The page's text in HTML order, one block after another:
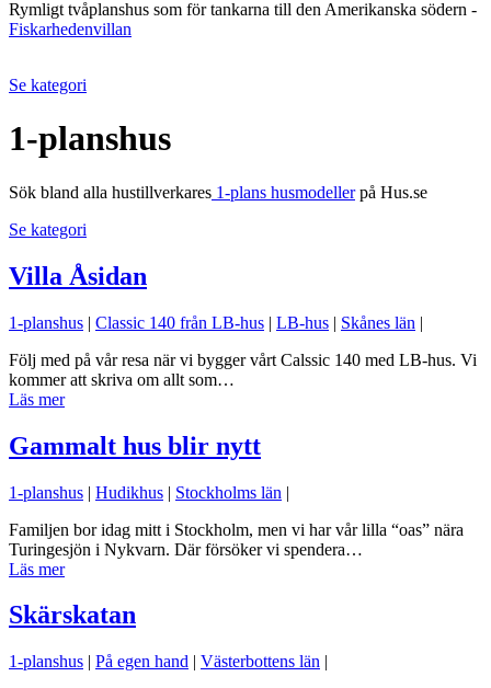
Rymligt tvåplanshus som för tankarna till den Amerikanska södern -
Fiskarhedenvillan
Se kategori
1-planshus
Sök bland alla hustillverkares 1-plans husmodellerpå Hus.se
Se kategori
Villa Åsidan
1-planshus | Classic 140 från LB-hus | LB-hus | Skånes län |
Följ med på vår resa när vi bygger vårt Calssic 140 med LB-hus. Vi
kommer att skriva om allt som…
Läs mer
Gammalt hus blir nytt
1-planshus | Hudikhus | Stockholms län |
Familjen bor idag mitt i Stockholm, men vi har vår lilla “oas” nära
Turingesjön i Nykvarn. Där försöker vi spendera…
Läs mer
Skärskatan
1-planshus | På egen hand | Västerbottens län |